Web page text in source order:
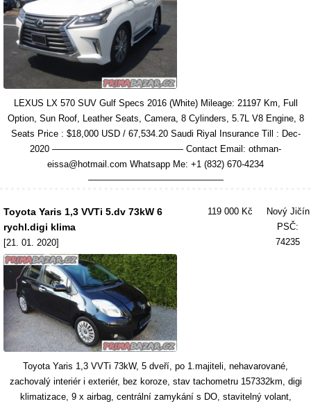
LEXUS LX 570 SUV Gulf Specs 2016 (White) Mileage: 21197 Km, Full
Option, Sun Roof, Leather Seats, Camera, 8 Cylinders, 5.7L V8 Engine, 8
Seats Price : $18,000 USD / 67,534.20 Saudi Riyal Insurance Till : Dec-
2020 ———————————–——— Contact Email: othman-
eissa@hotmail.com Whatsapp Me: +1 (832) 670-4234
———————————————
Toyota Yaris 1,3 VVTi 5.dv 73kW 6
rychl.digi klima
[21. 01. 2020]
119 000 Kč
Nový Jičín
PSČ:
74235
Toyota Yaris 1,3 VVTi 73kW, 5 dveří, po 1.majiteli, nehavarované,
zachovalý interiér i exteriér, bez koroze, stav tachometru 157332km, digi
klimatizace, 9 x airbag, centrální zamykání s DO, stavitelný volant,